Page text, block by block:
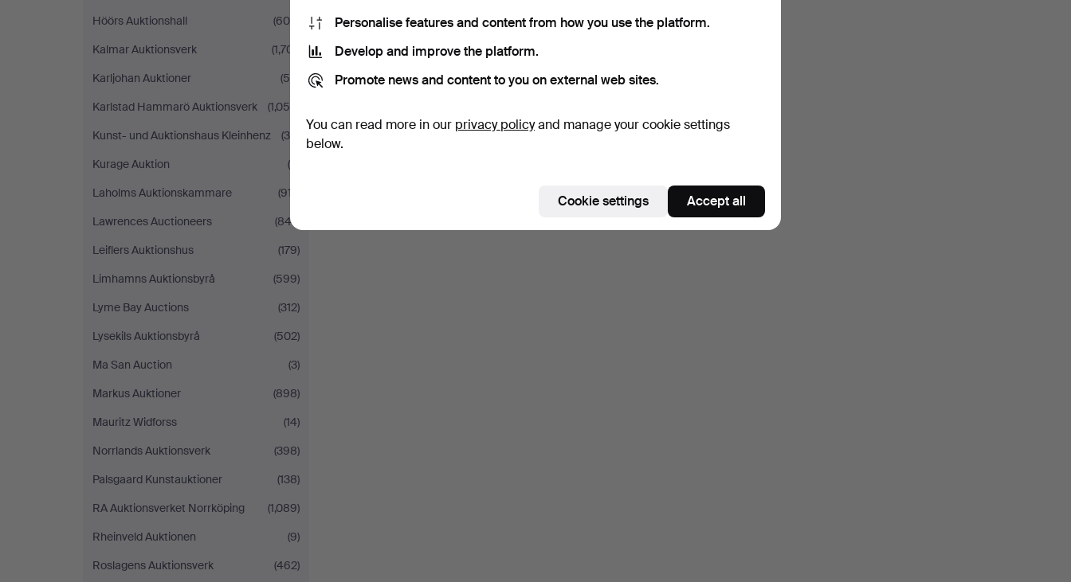
Höörs Auktionshall
(600)
Kalmar Auktionsverk
(1,701)
Karljohan Auktioner
(50)
Karlstad Hammarö Auktionsverk
(1,056)
Kunst- und Auktionshaus Kleinhenz
(38)
Kurage Auktion
(5)
Laholms Auktionskammare
(917)
Lawrences Auctioneers
(847)
Leiflers Auktionshus
(179)
Limhamns Auktionsbyrå
(599)
Lyme Bay Auctions
(312)
Lysekils Auktionsbyrå
(502)
Ma San Auction
(3)
Markus Auktioner
(898)
Mauritz Widforss
(14)
Norrlands Auktionsverk
(398)
Palsgaard Kunstauktioner
(138)
RA Auktionsverket Norrköping
(1,089)
Rheinveld Auktionen
(9)
Roslagens Auktionsverk
(462)
Personalise features and content from how you use the platform.
Develop and improve the platform.
Promote news and content to you on external web sites.
You can read more in our privacy policyand manage your cookie settings
below.
Cookie settings Accept all